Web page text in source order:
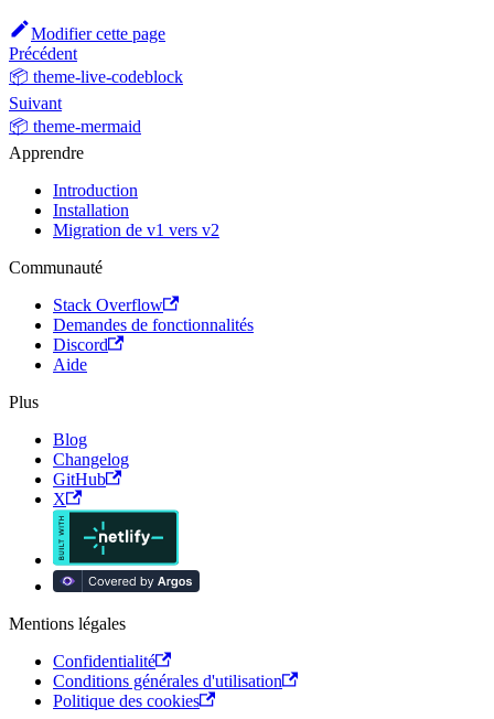
Modifier cette page
Précédent
📦 theme-live-codeblock
Suivant
📦 theme-mermaid
Apprendre
Introduction
Installation
Migration de v1 vers v2
Communauté
Stack Overflow
Demandes de fonctionnalités
Discord
Aide
Plus
Blog
Changelog
GitHub
X
Mentions légales
Confidentialité
Conditions générales d'utilisation
Politique des cookies